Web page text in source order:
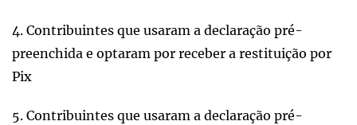
4. Contribuintes que usaram a declaração pré-
preenchida e optaram por receber a restituição por
Pix
5. Contribuintes que usaram a declaração pré-